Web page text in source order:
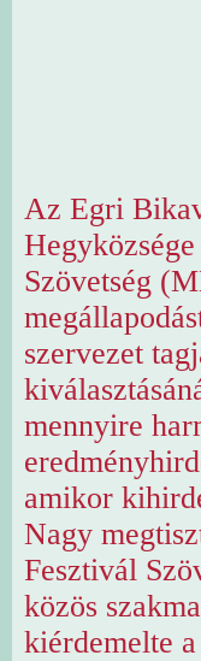
Az Egri
Szövetség
szervezet
mennyire
amikor
Nagy
Fesztivál
közös
kiérdemelte